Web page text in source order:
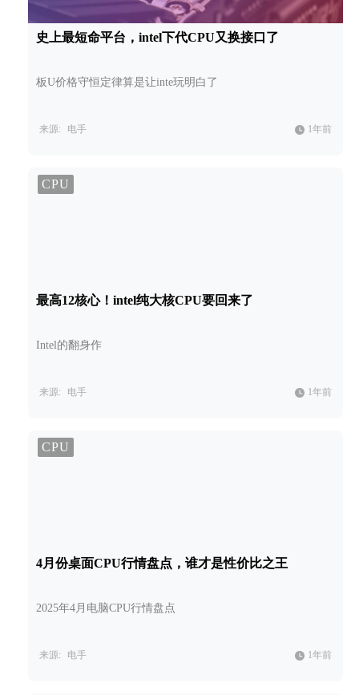
史上最短命平台，intel下代CPU又换接口了
板U价格守恒定律算是让inte玩明白了
来源: 电手 1年前
CPU
最高12核心！intel纯大核CPU要回来了
Intel的翻身作
来源: 电手 1年前
CPU
4月份桌面CPU行情盘点，谁才是性价比之王
2025年4月电脑CPU行情盘点
来源: 电手 1年前